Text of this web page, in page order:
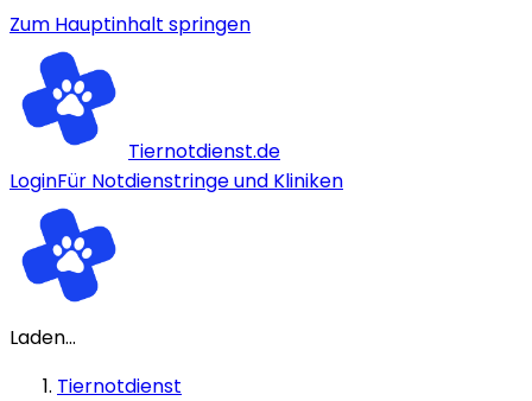
Zum Hauptinhalt springen
Tiernotdienst.de
LoginFür Notdienstringe und Kliniken
Laden...
Tiernotdienst